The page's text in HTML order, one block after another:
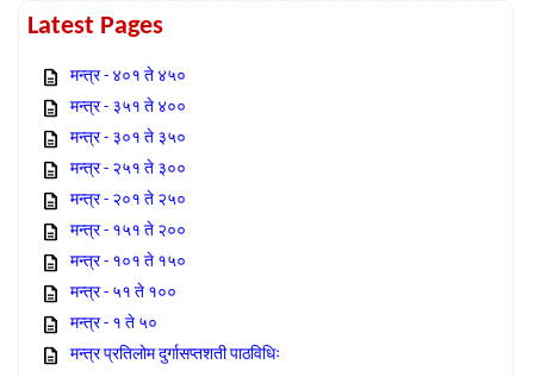
Latest Pages
मन्त्र - ४०१ ते ४५०
मन्त्र - ३५१ ते ४००
मन्त्र - ३०१ ते ३५०
मन्त्र - २५१ ते ३००
मन्त्र - २०१ ते २५०
मन्त्र - १५१ ते २००
मन्त्र - १०१ ते १५०
मन्त्र - ५१ ते १००
मन्त्र - १ ते ५०
मन्त्र प्रतिलोम दुर्गासप्तशती पाठविधिः